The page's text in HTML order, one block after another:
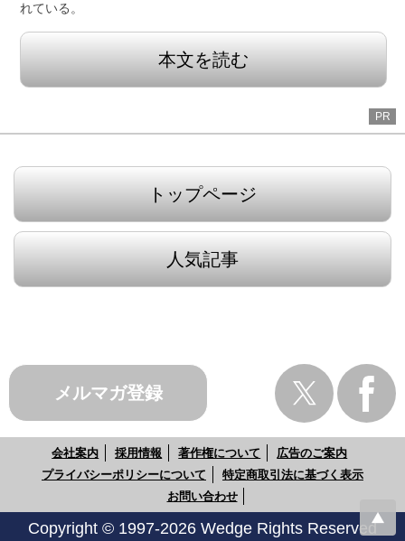
れている。
本文を読む
PR
トップページ
人気記事
メルマガ登録
会社案内 採用情報 著作権について
広告のご案内
プライバシーポリシーについて
特定商取引法に基づく表示
お問い合わせ
Copyright © 1997-2026 Wedge Rights Reserved